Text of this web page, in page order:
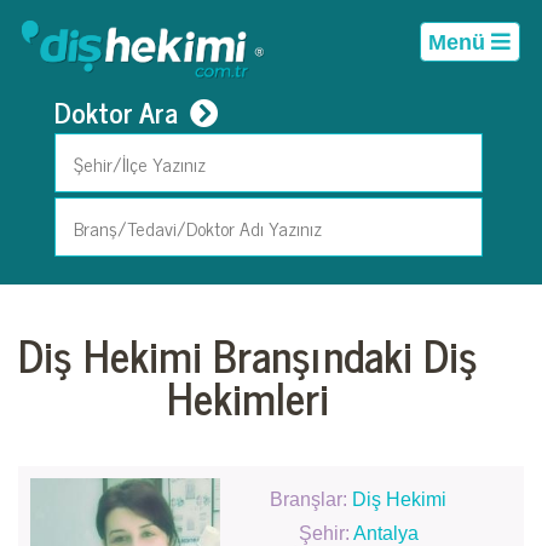
Menü
Doktor Ara
Diş Hekimi Branşındaki Diş
Hekimleri
Branşlar: Diş Hekimi
Şehir: Antalya